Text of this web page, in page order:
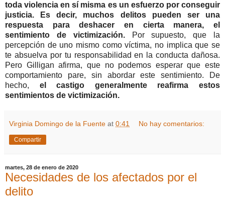
toda violencia en sí misma es un esfuerzo por conseguir
justicia. Es decir, muchos delitos pueden ser una
respuesta para deshacer en cierta manera, el
sentimiento de victimización.Por supuesto, que la
percepción de uno mismo como víctima, no implica que se
te absuelva por tu responsabilidad en la conducta dañosa.
Pero Gilligan afirma, que no podemos esperar que este
comportamiento pare, sin abordar este sentimiento. De
hecho, el castigo generalmente reafirma estos
sentimientos de victimización.
Virginia Domingo de la Fuente at 0:41 No hay comentarios:
Compartir
martes, 28 de enero de 2020
Necesidades de los afectados por el
delito